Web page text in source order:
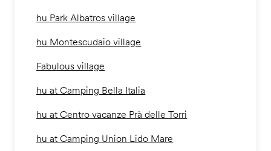
hu Park Albatros village
hu Montescudaio village
Fabulous village
hu at Camping Bella Italia
hu at Centro vacanze Prà delle Torri
hu at Camping Union Lido Mare